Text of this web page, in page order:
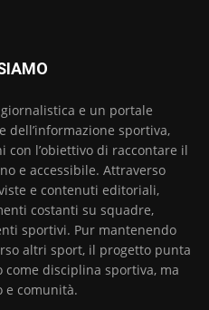
e un portale
dell’informazione sportiva,
con l’obiettivo di raccontare il
e accessibile. Attraverso
e contenuti editoriali,
costanti su squadre,
sportivi. Pur mantenendo
altri sport, il progetto punta
come disciplina sportiva, ma
e comunità.